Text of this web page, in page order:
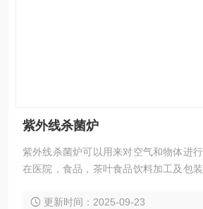
紫外线杀菌炉
紫外线杀菌炉可以用来对空气和物体进
在医院，食品，茶叶食品饮料加工及包装
以延长产品保质期等等标准。
更新时间：2025-09-23